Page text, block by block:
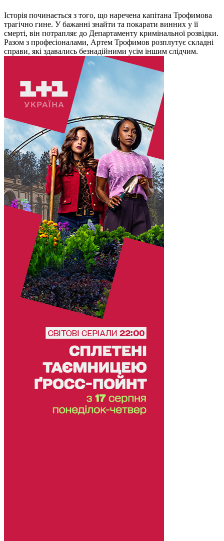
Історія починається з того, що наречена капітана Трофимова
трагічно гине. У бажанні знайти та покарати винних у її
смерті, він потрапляє до Департаменту кримінальної розвідки.
Разом з професіоналами, Артем Трофимов розплутує складні
справи, які здавались безнадійними усім іншим слідчим.